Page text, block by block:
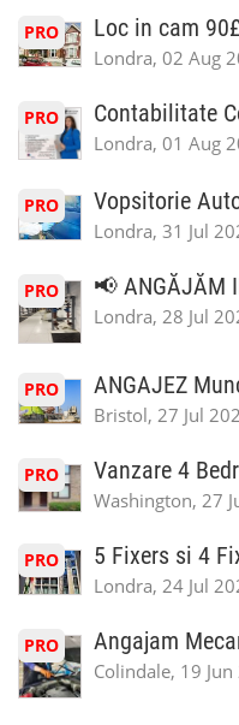
PRO Loc in cam
Londra, 02 Aug
PRO Contabilitate
Londra, 01 Aug
PRO Vopsitorie
Londra, 31 Jul
PRO 📢 ANGĂJĂM
Londra, 28 Jul
PRO ANGAJEZ
Bristol, 27 Jul
PRO Vanzare 4
Washington, 27
PRO 5 Fixers si 4
Londra, 24 Jul
PRO Angajam
Colindale, 19